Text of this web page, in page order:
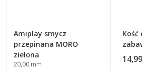
Amiplay smycz
przepinana MORO
zielona
20,00 mm
Kość